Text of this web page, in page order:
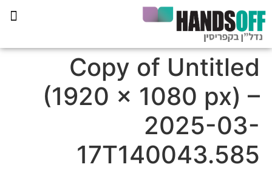
Copy of Untitled
(1920 × 1080 px) –
2025-03-
17T140043.585